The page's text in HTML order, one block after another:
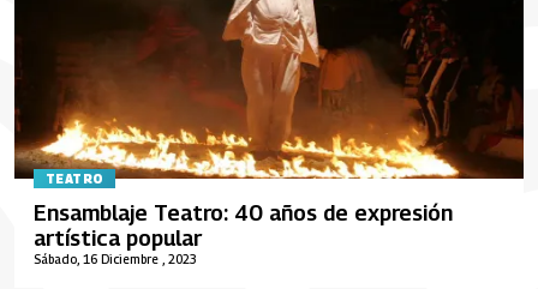
TEATRO
Sábado, 16 Diciembre , 2023
Ensamblaje Teatro: 40 años de expresión
artística popular